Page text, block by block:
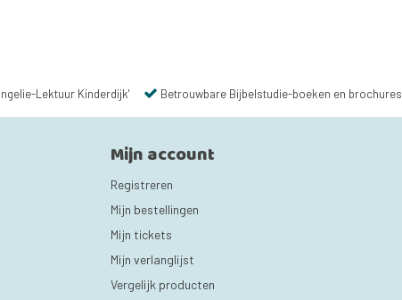
Lektuur Kinderdijk' Betrouwbare Bijbelstudie-boeken en brochures
Mijn account
Registreren
Mijn bestellingen
Mijn tickets
Mijn verlanglijst
Vergelijk producten